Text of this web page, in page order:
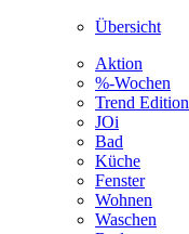
Übersicht
Aktion
%-Wochen
Trend Edition
JOi
Bad
Küche
Fenster
Wohnen
Waschen